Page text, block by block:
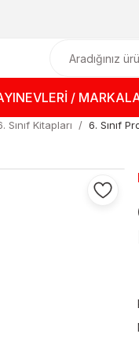
/
Sınıf Kitapları 6. Sınıf